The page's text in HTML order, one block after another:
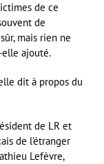
de ce
de
mais rien ne
ajouté.
dit à propos du
de LR et
de l’étranger
Lefèvre,